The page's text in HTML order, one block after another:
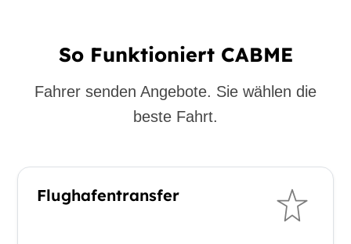
So Funktioniert CABME
Fahrer senden Angebote. Sie wählen die
beste Fahrt.
Flughafentransfer